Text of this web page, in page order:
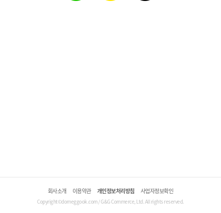
회사소개 이용약관 개인정보처리방침 사업자정보확인
Copyright©domeggook.com / G&G Commerce, Ltd. All rights reserved.